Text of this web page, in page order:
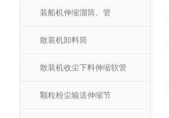
装船机伸缩溜筒、管
散装机卸料筒
散装机收尘下料伸缩软管
颗粒粉尘输送伸缩节